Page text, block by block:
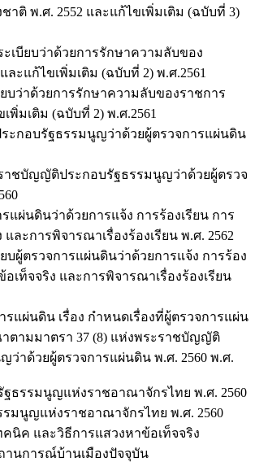
าติ พ.ศ. 2552 และแก้ไขเพิ่มเติม (ฉบับที่ 3)
เบียบว่าด้วยการรักษาความลับของ
ละแก้ไขเพิ่มเติม (ฉบับที่ 2) พ.ศ.2561
บว่าด้วยการรักษาความลับของราชการ
พิ่มเติม (ฉบับที่ 2) พ.ศ.2561
ะกอบรัฐธรรมนูญว่าด้วยผู้ตรวจการแผ่นดิน
าชบัญญัติประกอบรัฐธรรมนูญว่าด้วยผู้ตรวจ
รแผ่นดินว่าด้วยการแจ้ง การร้องเรียน การ
และการพิจารณาเรื่องร้องเรียน พ.ศ. 2562
บผู้ตรวจการแผ่นดินว่าด้วยการแจ้ง การร้อง
อเท็จจริง และการพิจารณาเรื่องร้องเรียน
รแผ่นดิน เรื่อง กำหนดเรื่องที่ผู้ตรวจการแผ่น
ตามมาตรา 37 (8) แห่งพระราชบัญญัติ
ว่าด้วยผู้ตรวจการแผ่นดิน พ.ศ. 2560 พ.ศ.
ธรรมนูญแห่งราชอาณาจักรไทย พ.ศ. 2560
มนูญแห่งราชอาณาจักรไทย พ.ศ. 2560
คนิค และวิธีการแสวงหาข้อเท็จจริง
านการณ์บ้านเมืองปัจจุบัน